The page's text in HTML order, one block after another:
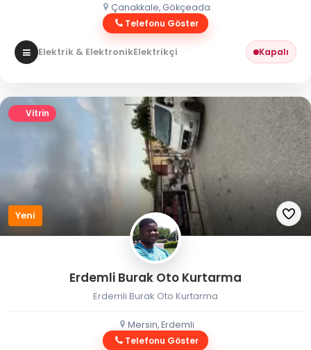
Çanakkale, Gökçeada
Telefonu Göster
Elektrik & ElektronikElektrikçi Kapalı
Vitrin
Yeni
Erdemli Burak Oto Kurtarma
Erdemli Burak Oto Kurtarma
Mersin, Erdemli
Telefonu Göster